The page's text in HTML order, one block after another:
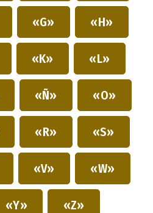
«G» «H»
«K» «L»
«Ñ» «O»
«R» «S»
«V» «W»
«Y» «Z»